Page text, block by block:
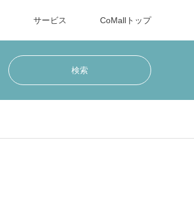
サービス CoMallトップ